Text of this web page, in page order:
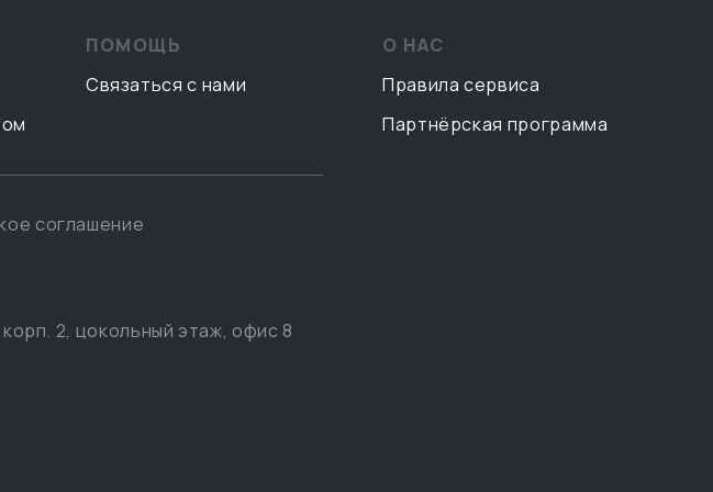
ПОМОЩЬ
Связаться с нами
соглашение
2, цокольный этаж, офис 8
О НАС
Правила сервиса
Партнёрская программа